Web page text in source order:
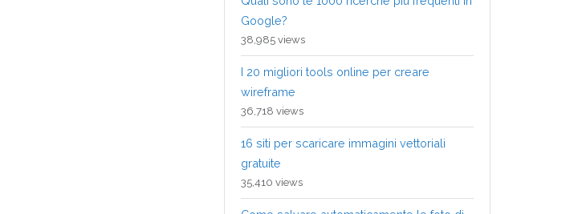
Google?
38,985 views
I 20 migliori tools online per creare
wireframe
36,718 views
16 siti per scaricare immagini vettoriali
gratuite
35,410 views